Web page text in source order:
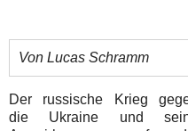
Von Lucas Schramm
Der russische Krieg
die Ukraine und